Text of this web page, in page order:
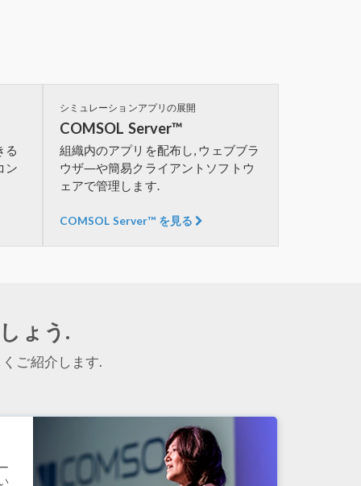
る
ン
シミュレーションアプリの展開
COMSOL Server™
組織内のアプリを配布し, ウェブブラ
ウザ―や簡易クライアントソフトウ
ェアで管理します.
COMSOL Server™ を見る
ょう.
ご紹介します.